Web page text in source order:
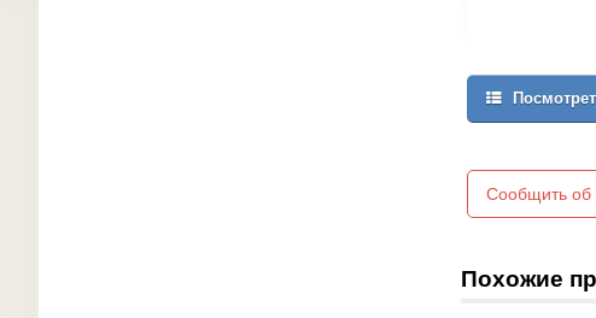
Сообщить об
Похожие